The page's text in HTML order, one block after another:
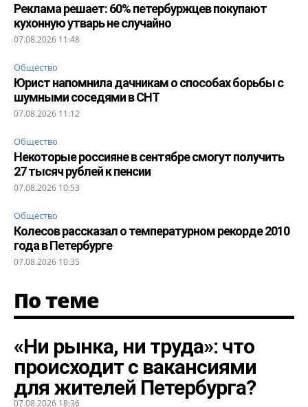
Реклама решает: 60% петербуржцев покупают
кухонную утварь не случайно
07.08.2026 11:48
Общество
Юрист напомнила дачникам о способах борьбы с
шумными соседями в СНТ
07.08.2026 11:12
Общество
Некоторые россияне в сентябре смогут получить
27 тысяч рублей к пенсии
07.08.2026 10:53
Общество
Колесов рассказал о температурном рекорде 2010
года в Петербурге
07.08.2026 10:35
По теме
«Ни рынка, ни труда»: что
происходит с вакансиями
для жителей Петербурга?
07.08.2026 18:36